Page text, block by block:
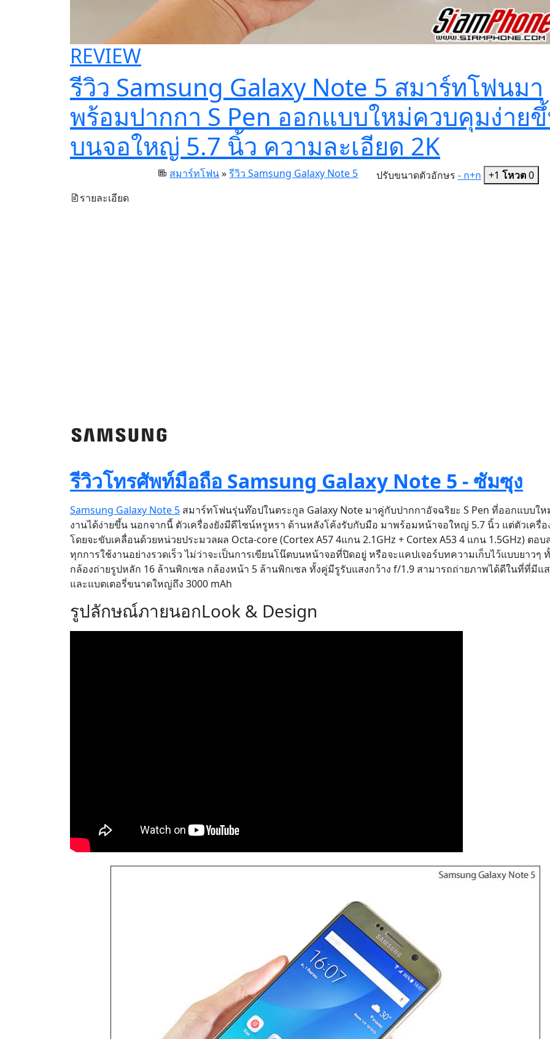
REVIEW
รีวิว Samsung Galaxy Note 5 สมาร์ทโฟนมา
พร้อมปากกา S Pen ออกแบบใหม่ควบคุมง่าย
บนจอใหญ่ 5.7 นิ้ว ความละเอียด 2K
สมาร์ทโฟน»รีวิว Samsung Galaxy Note 5 ปรับขนาดตัวอักษร - ก+ก +1 โหวต0
รายละเอียด
รีวิวโทรศัพท์มือถือ Samsung Galaxy Note 5 - ซัมซุง
Samsung Galaxy Note 5 สมาร์ทโฟนรุ่นท๊อปในตระกูล Galaxy Note มาคู่กับปากกาอัจฉริยะ S Pen ที่ออกแบบให
งานได้ง่ายขึ้น นอกจากนี้ ตัวเครื่องยังมีดีไซน์หรูหรา ด้านหลังโค้งรับกับมือ มาพร้อมหน้าจอใหญ่ 5.7 นิ้ว แต่ตัวเครื่อ
โดยจะขับเคลื่อนด้วยหน่วยประมวลผล Octa-core (Cortex A57 4แกน 2.1GHz + Cortex A53 4 แกน 1.5GHz) ตอบ
ทุกการใช้งานอย่างรวดเร็ว ไม่ว่าจะเป็นการเขียนโน๊ตบนหน้าจอที่ปิดอยู่ หรือจะแคปเจอร์บทความเก็บไว้แบบยาวๆ
กล้องถ่ายรูปหลัก 16 ล้านพิกเซล กล้องหน้า 5 ล้านพิกเซล ทั้งคู่มีรูรับแสงกว้าง f/1.9 สามารถถ่ายภาพได้ดีในที่ที่มีแ
และแบตเตอรี่ขนาดใหญ่ถึง 3000 mAh
รูปลักษณ์ภายนอกLook & Design